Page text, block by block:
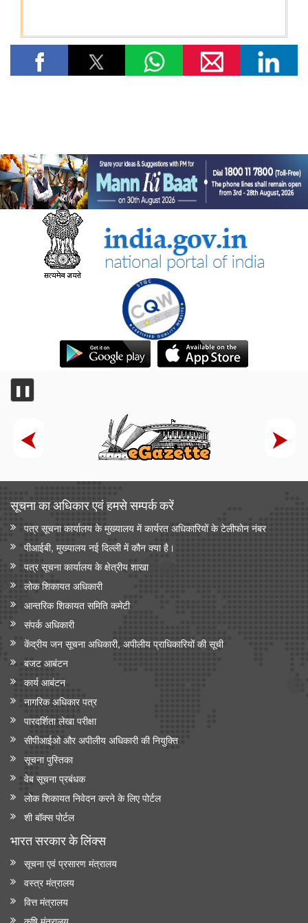
❚❚
सूचना का अधिकार एवं हमसे सम्‍पर्क करें
पत्र सूचना कार्यालय के मुख्यालय में कार्यरत अधिकारियों के टेलीफोन नंबर
पीआईबी, मुख्यालय नई दिल्ली में कौन क्या है।
पत्र सूचना कार्यालय के क्षेत्रीय शाखा
लोक शिकायत अधिकारी
आन्‍तरिक शिकायत समिति कमेटी
संपर्क अधिकारी
केंद्रीय जन सूचना अधिकारी, अपीलीय प्राधिकारियों की सूची
बजट आबंटन
कार्य आबंटन
नागरिक अधिकार पत्र
पारदर्शिता लेखा परीक्षा
सीपीआईओ और अपी‍लीय अधिकारी की नियुक्ति
सूचना पुस्तिका
वेब सूचना प्रबंधक
लोक शिकायत निवेदन करने के लिए पोर्टल
शी बॉक्स पोर्टल
भारत सरकार के लिंक्‍स
सूचना एवं प्रसारण मंत्रालय
वस्त्र मंत्रालय
वित्त मंत्रालय